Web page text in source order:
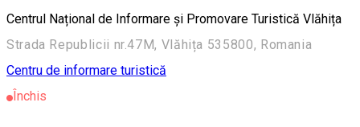
Centrul Național de Informare și Promovare Turistică Vlăhița
Strada Republicii nr.47M, Vlăhița 535800, Romania
Centru de informare turistică
Închis